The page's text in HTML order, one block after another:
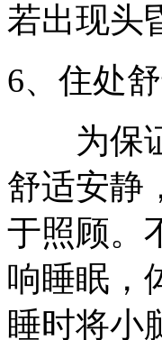
若出现头
6、住处
为保证
舒适安静
于照顾。
响睡眠，
睡时将小